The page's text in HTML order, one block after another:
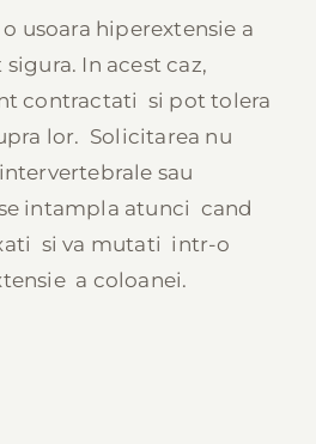
usoara hiperextensie a
In acest caz,
contractati si pot tolera
lor. Solicitarea nu
sau
intampla atunci cand
si va mutati intr-o
a coloanei.